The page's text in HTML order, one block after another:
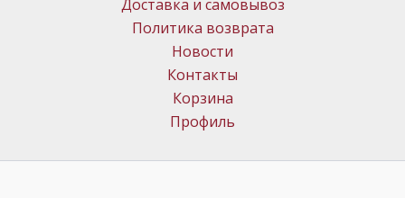
Доставка и самовывоз
Политика возврата
Новости
Контакты
Корзина
Профиль